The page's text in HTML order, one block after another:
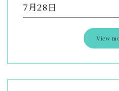
7月28日
View